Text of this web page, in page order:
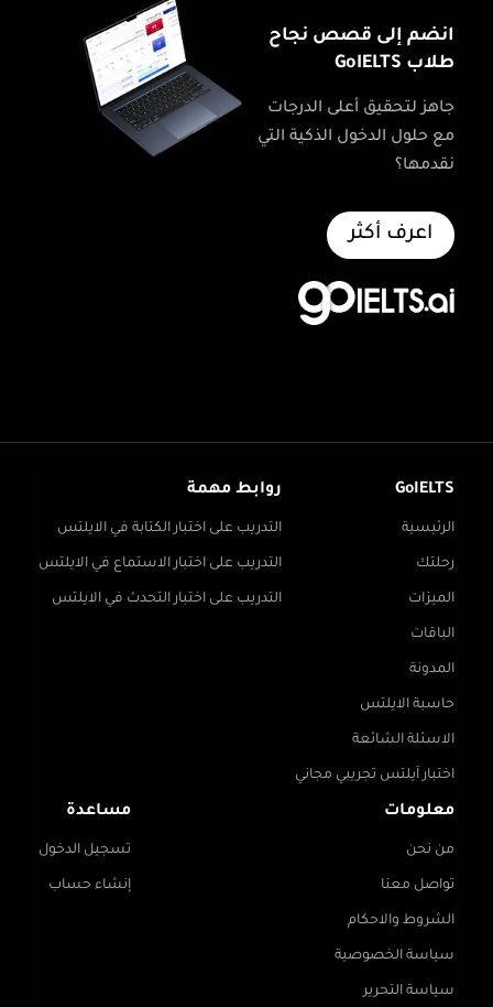
انضم إلى قصص نجاح
طلاب GoIELTS
جاهز لتحقيق أعلى الدرجات
مع حلول الدخول الذكية التي
نقدمها؟
اعرف أكثر
GoIELTS
الرئيسية
رحلتك
الميزات
الباقات
المدونة
حاسبة الايلتس
الاسئلة الشائعة
اختبار آيلتس تجريبي مجاني
روابط مهمة
التدريب على اختبار الكتابة في الايلتس
التدريب على اختبار الاستماع في الايلتس
التدريب على اختبار التحدث في الايلتس
معلومات
من نحن
تواصل معنا
الشروط والاحكام
سياسة الخصوصية
سياسة التحرير
مساعدة
تسجيل الدخول
إنشاء حساب